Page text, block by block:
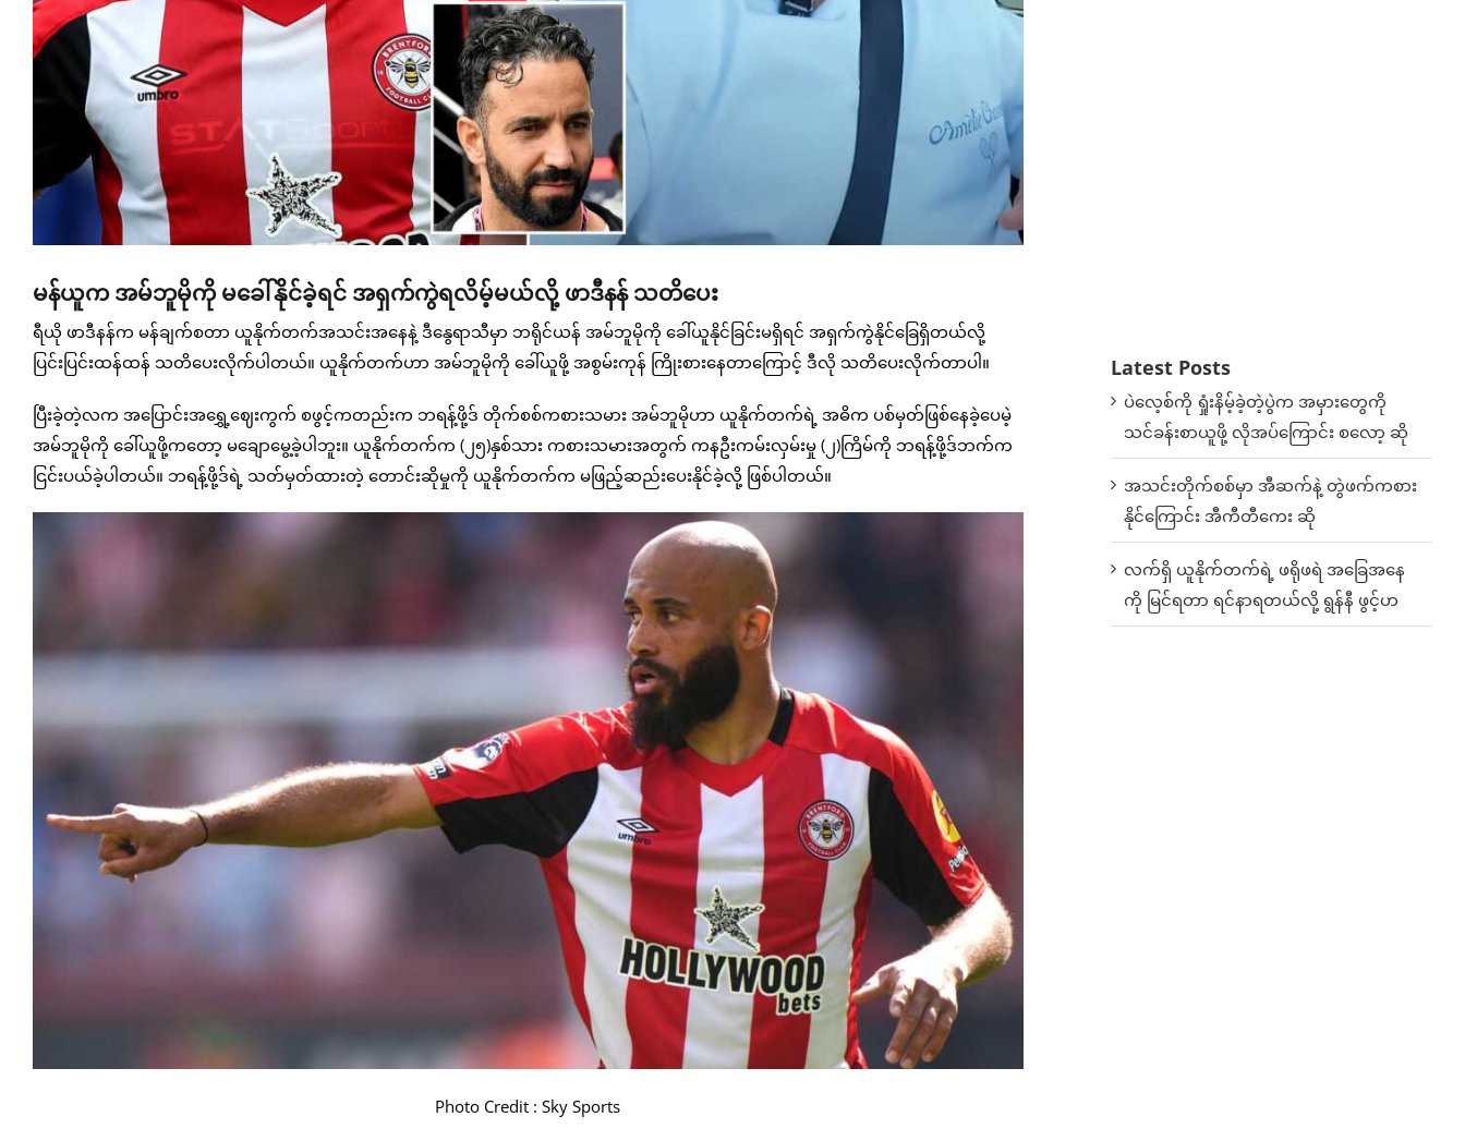
မန်ယူက အမ်ဘူမိုကို မခေါ်နိုင်ခဲ့ရင် အရှက်ကွဲရလိမ့်မယ်လို့ ဖာဒီနန် သတိပေး
ရီယို ဖာဒီနန်က မန်ချက်စတာ ယူနိုက်တက်အသင်းအနေနဲ့ ဒီနွေရာသီမှာ ဘရိုင်ယန် အမ်ဘူမိုကို ခေါ်ယူနိုင်ခြင်းမရှိရင် အရှက်ကွဲနိုင်ခြေရှိတယ်လို့
ပြင်းပြင်းထန်ထန် သတိပေးလိုက်ပါတယ်။ ယူနိုက်တက်ဟာ အမ်ဘူမိုကို ခေါ်ယူဖို့ အစွမ်းကုန် ကြိုးစားနေတာကြောင့် ဒီလို သတိပေးလိုက်တာပါ။
ပြီးခဲ့တဲ့လက အပြောင်းအရွှေ့ဈေးကွက် စဖွင့်ကတည်းက ဘရန့်ဖို့ဒ် တိုက်စစ်ကစားသမား အမ်ဘူမိုဟာ ယူနိုက်တက်ရဲ့ အဓိက ပစ်မှတ်ဖြစ်နေခဲ့ပေမဲ့
အမ်ဘူမိုကို ခေါ်ယူဖို့ကတော့ မချောမွေ့ခဲ့ပါဘူး။ ယူနိုက်တက်က (၂၅)နှစ်သား ကစားသမားအတွက် ကနဦးကမ်းလှမ်းမှု (၂)ကြိမ်ကို ဘရန့်ဖို့ဒ်ဘက်က
ငြင်းပယ်ခဲ့ပါတယ်။ ဘရန့်ဖို့ဒ်ရဲ့ သတ်မှတ်ထားတဲ့ တောင်းဆိုမှုကို ယူနိုက်တက်က မဖြည့်ဆည်းပေးနိုင်ခဲ့လို့ ဖြစ်ပါတယ်။
Photo Credit : Sky Sports
Latest Posts
ပဲလေ့စ်ကို ရှုံးနိမ့်ခဲ့တဲ့ပွဲက အမှားတွေကို
သင်ခန်းစာယူဖို့ လိုအပ်ကြောင်း စလော့ ဆို
အသင်းတိုက်စစ်မှာ အီဆက်နဲ့ တွဲဖက်ကစား
နိုင်ကြောင်း အီကီတီကေး ဆို
လက်ရှိ ယူနိုက်တက်ရဲ့ ဖရိုဖရဲ အခြေအနေ
ကို မြင်ရတာ ရင်နာရတယ်လို့ ရွန်နီ ဖွင့်ဟ